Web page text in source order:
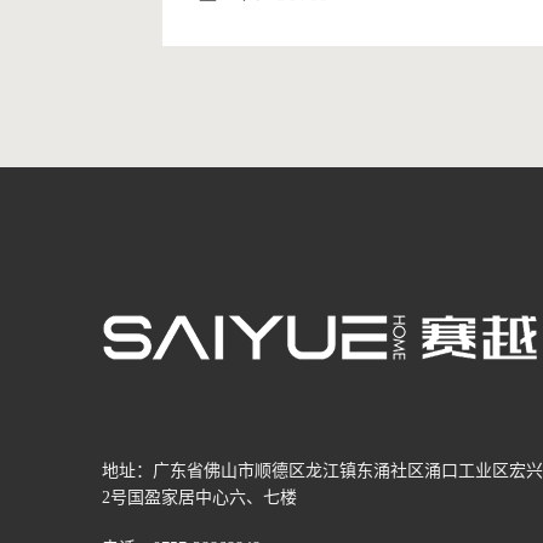
地址：广东省佛山市顺德区龙江镇东涌社区涌口工业区宏
2号国盈家居中心六、七楼